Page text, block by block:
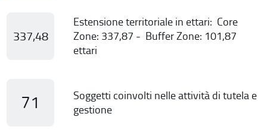
337,48
Estensione territoriale in ettari: Core
Zone: 337,87 - Buffer Zone: 101,87
ettari
71
Soggetti coinvolti nelle attività di tutela e
gestione